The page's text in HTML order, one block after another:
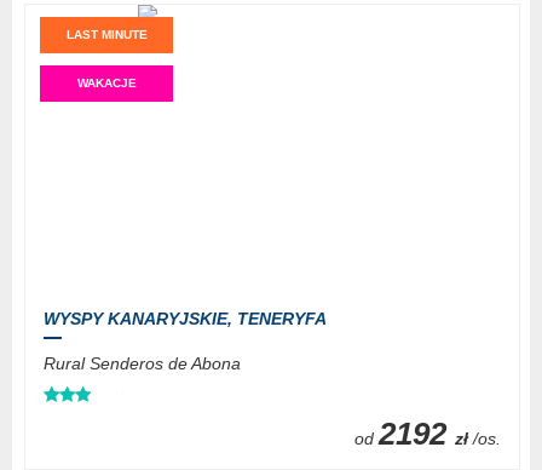
LAST MINUTE
WAKACJE
WYSPY KANARYJSKIE, TENERYFA
Rural Senderos de Abona
od 2192 zł /os.